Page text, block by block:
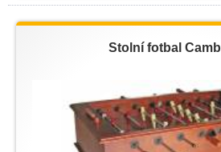
Stolní fotbal